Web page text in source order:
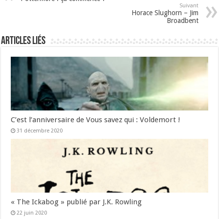
Suivant
Horace Slughorn – Jim
Broadbent
Articles liés
C’est l’anniversaire de Vous savez qui : Voldemort !
31 décembre 2020
« The Ickabog » publié par J.K. Rowling
22 juin 2020